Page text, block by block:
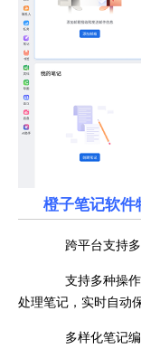
橙子笔记软件
跨平台支持多
支持多种操作
处理笔记，实时自动
多样化笔记编